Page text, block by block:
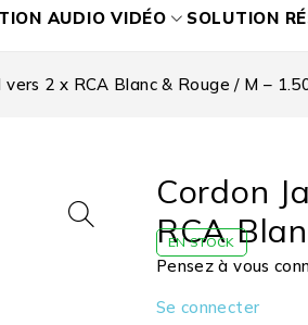
AUDIO VIDÉO SOLUTION
2 x RCA Blanc & Rouge / M –
Cordon
RCA
EN STOCK
Pensez à vous
Se connecter